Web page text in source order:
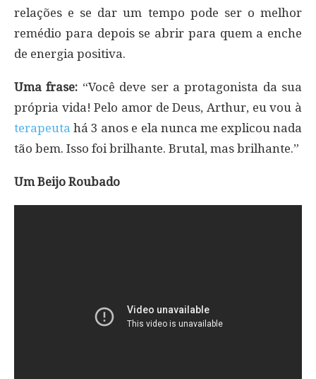
relações e se dar um tempo pode ser o melhor
remédio para depois se abrir para quem a enche
de energia positiva.
Uma frase: “Você deve ser a protagonista da sua
própria vida! Pelo amor de Deus, Arthur, eu vou à
terapeuta há 3 anos e ela nunca me explicou nada
tão bem. Isso foi brilhante. Brutal, mas brilhante.”
Um Beijo Roubado